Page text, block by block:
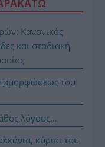
Κανονικός
και σταδιακή
του
λόγους…
κύριοι του